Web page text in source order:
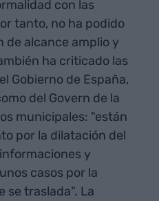
con las
tanto, no ha podido
alcance amplio y
ha criticado las
Gobierno de España,
del Govern de la
municipales: "están
por la dilatación del
y
casos por la
se traslada". La